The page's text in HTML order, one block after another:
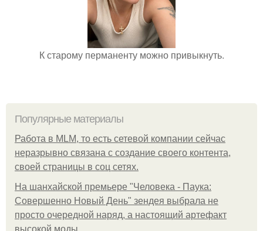
К старому перманенту можно привыкнуть.
Популярные материалы
Работа в MLM, то есть сетевой компании сейчас
неразрывно связана с создание своего контента,
своей страницы в соц сетях.
На шанхайской премьере "Человека - Паука:
Совершенно Новый День" зендея выбрала не
просто очередной наряд, а настоящий артефакт
высокой моды.